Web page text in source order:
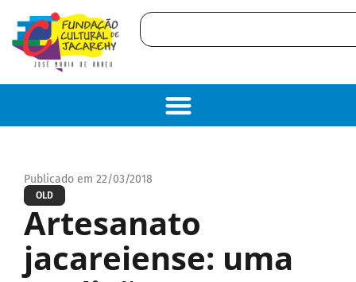
Publicado em 22/03/2018
OLD
Artesanato
jacareiense: uma